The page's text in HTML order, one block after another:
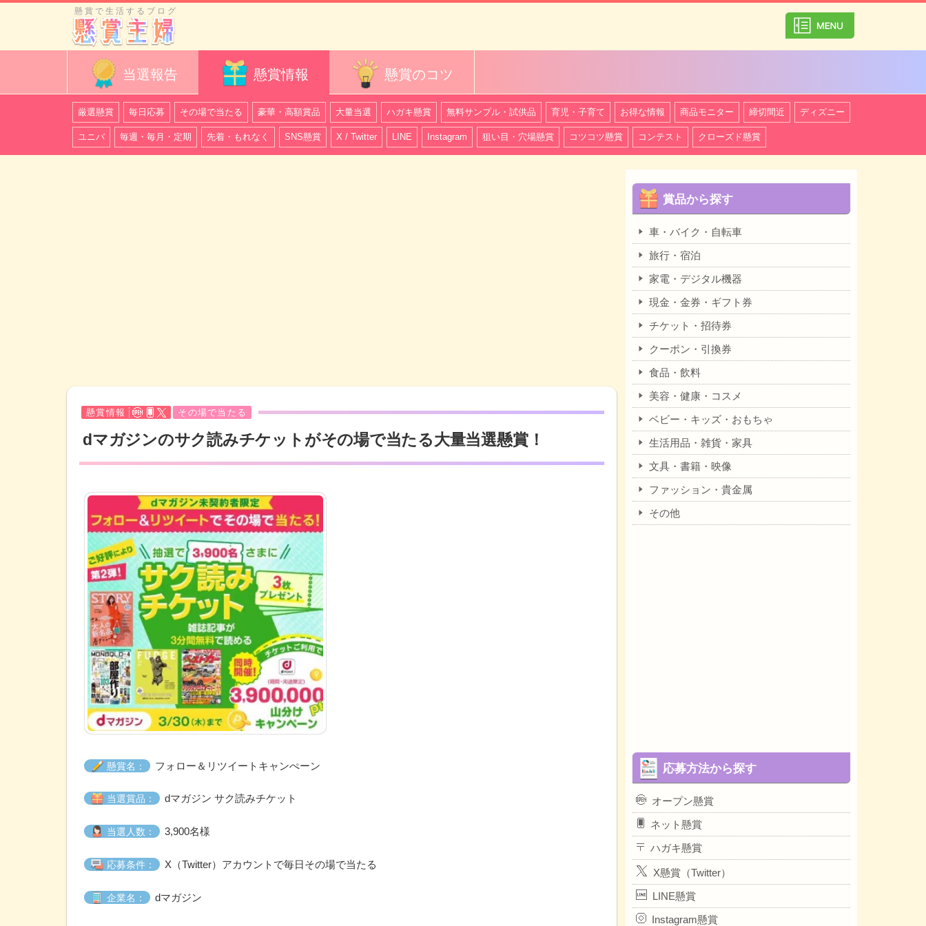
懸賞で生活するブログ
当選報告 懸賞情報 懸賞のコツ
厳選懸賞 毎日応募 その場で当たる 豪華・高額賞品 大量当選 ハガキ懸賞 無料サンプル・試供品 育児・子育て お得な情報 商品モニター 締切間近 ディズニー
ユニバ 毎週・毎月・定期 先着・もれなく SNS懸賞 X / Twitter LINE Instagram 狙い目・穴場懸賞 コツコツ懸賞 コンテスト クローズド懸賞
懸賞情報 その場で当たる
dマガジンのサク読みチケットがその場で当たる大量当選懸賞！
懸賞名： フォロー＆リツイートキャンぺーン
当選賞品： dマガジン サク読みチケット
当選人数： 3,900名様
応募条件： X（Twitter）アカウントで毎日その場で当たる
企業名： dマガジン
賞品から探す
車・バイク・自転車
旅行・宿泊
家電・デジタル機器
現金・金券・ギフト券
チケット・招待券
クーポン・引換券
食品・飲料
美容・健康・コスメ
ベビー・キッズ・おもちゃ
生活用品・雑貨・家具
文具・書籍・映像
ファッション・貴金属
その他
応募方法から探す
オープン懸賞
ネット懸賞
ハガキ懸賞
X懸賞（Twitter）
LINE懸賞
Instagram懸賞